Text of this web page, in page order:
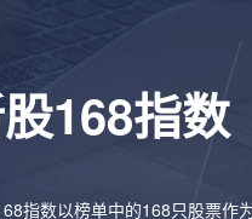
168指数
指数以榜单中的168只股票作